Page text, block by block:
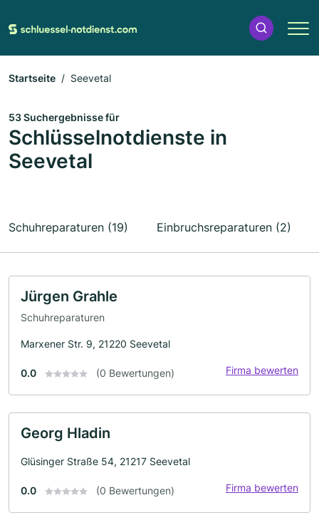
Startseite Seevetal
53 Suchergebnisse für
Schlüsselnotdienste in
Seevetal
Schuhreparaturen (19) Einbruchsreparaturen (2)
Jürgen Grahle
Schuhreparaturen
Marxener Str. 9, 21220 Seevetal
0.0 (0 Bewertungen) Firma bewerten
Georg Hladin
Glüsinger Straße 54, 21217 Seevetal
0.0 (0 Bewertungen) Firma bewerten